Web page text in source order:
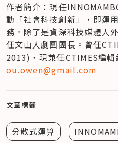
作者簡介：現任
動「社會科技創新」，即運
務。除了是資深科技媒體人
任文山人劇團團長。曾任
2013)，現兼任CTIMES編輯
ou.owen@gmail.com
文章標籤
分散式運算